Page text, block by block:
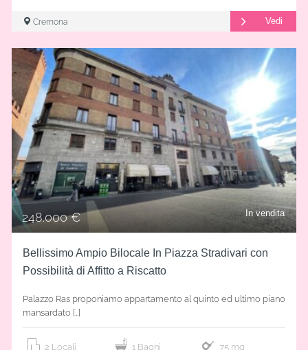
Cremona Vedi
In vendita
248.000 €
Bellissimo Ampio Bilocale In Piazza Stradivari con
Possibilità di Affitto a Riscatto
Palazzo Ras proponiamo appartamento al quinto ed ultimo piano
mansardato […]
2 Locali 1 Bagni 75 mq